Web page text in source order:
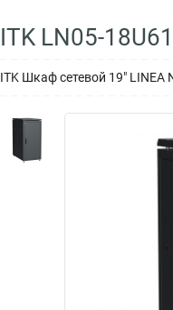
ITK LN05-
ITK Шкаф сетевой 19" LINEA